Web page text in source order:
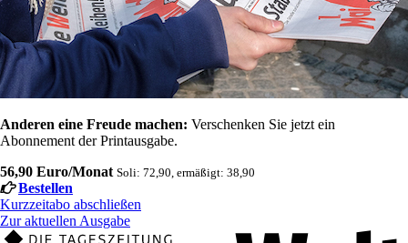
Anderen eine Freude machen: Verschenken Sie jetzt ein
Abonnement der Printausgabe.
56,90 Euro/Monat Soli: 72,90, ermäßigt: 38,90
Bestellen
Kurzzeitabo abschließen
Zur aktuellen Ausgabe